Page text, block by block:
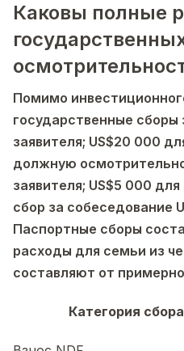
Каковы полные
Помимо
государственные сборы
заявителя; US$20 000
должную
заявителя; US$5 000
сбор за собеседование
Паспортные сборы
расходы для семьи из
составляют от
Категория сбора